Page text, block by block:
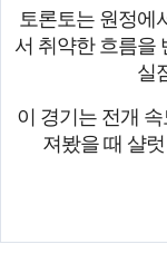
토론토는 원정에
서 취약한 흐름을
실
이 경기는 전개
져봤을 때 샬